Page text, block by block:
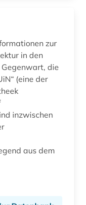
in den
die
inzwischen
aus dem